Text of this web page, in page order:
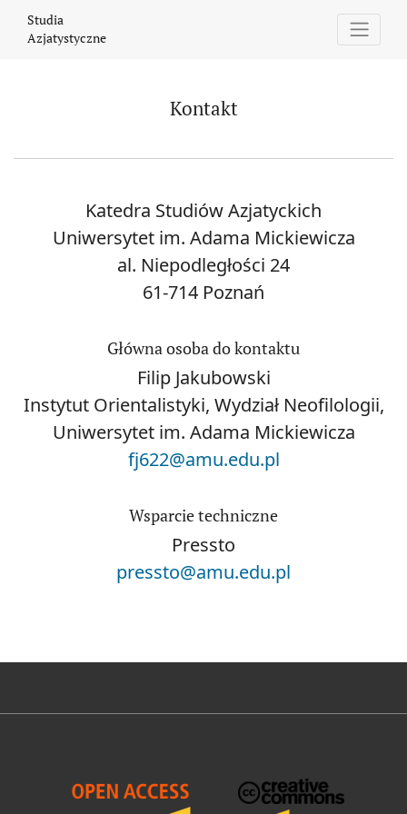
Studia
Azjatystyczne
Kontakt
Katedra Studiów Azjatyckich
Uniwersytet im. Adama Mickiewicza
al. Niepodległości 24
61-714 Poznań
Główna osoba do kontaktu
Filip Jakubowski
Instytut Orientalistyki, Wydział Neofilologii,
Uniwersytet im. Adama Mickiewicza
fj622@amu.edu.pl
Wsparcie techniczne
Pressto
pressto@amu.edu.pl